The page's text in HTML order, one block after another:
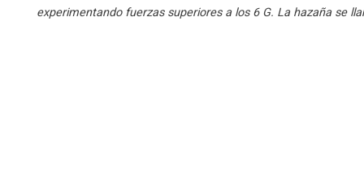
experimentando fuerzas superiores a los 6 G. La hazaña se